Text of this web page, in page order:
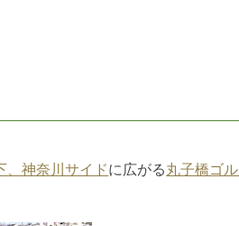
、神奈川サイドに広がる丸子橋ゴ